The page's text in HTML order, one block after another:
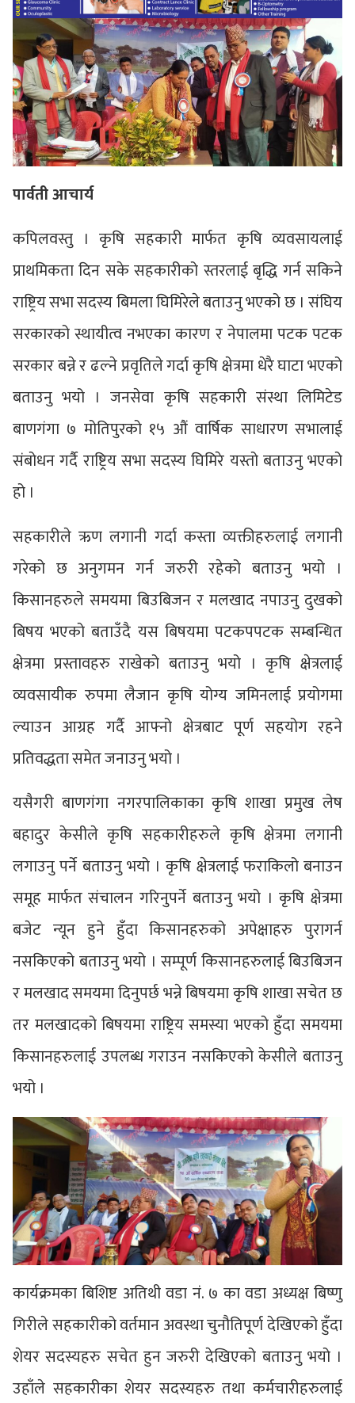
पार्वती आचार्य
कपिलवस्तु । कृषि सहकारी मार्फत कृषि व्यवसायलाई
प्राथमिकता दिन सके सहकारीको स्तरलाई बृद्धि गर्न सकिने
राष्ट्रिय सभा सदस्य बिमला घिमिरेले बताउनु भएको छ । संघिय
सरकारको स्थायीत्व नभएका कारण र नेपालमा पटक पटक
सरकार बन्ने र ढल्ने प्रवृतिले गर्दा कृषि क्षेत्रमा धेरै घाटा भएको
बताउनु भयो । जनसेवा कृषि सहकारी संस्था लिमिटेड
बाणगंगा ७ मोतिपुरको १५ औं वार्षिक साधारण सभालाई
संबोधन गर्दै राष्ट्रिय सभा सदस्य घिमिरे यस्तो बताउनु भएको
हो ।
सहकारीले ऋण लगानी गर्दा कस्ता व्यक्तीहरुलाई लगानी
गरेको छ अनुगमन गर्न जरुरी रहेको बताउनु भयो ।
किसानहरुले समयमा बिउबिजन र मलखाद नपाउनु दुखको
बिषय भएको बताउँदै यस बिषयमा पटकपपटक सम्बन्धित
क्षेत्रमा प्रस्तावहरु राखेको बताउनु भयो । कृषि क्षेत्रलाई
व्यवसायीक रुपमा लैजान कृषि योग्य जमिनलाई प्रयोगमा
ल्याउन आग्रह गर्दै आफ्नो क्षेत्रबाट पूर्ण सहयोग रहने
प्रतिवद्धता समेत जनाउनु भयो ।
यसैगरी बाणगंगा नगरपालिकाका कृषि शाखा प्रमुख लेष
बहादुर केसीले कृषि सहकारीहरुले कृषि क्षेत्रमा लगानी
लगाउनु पर्ने बताउनु भयो । कृषि क्षेत्रलाई फराकिलो बनाउन
समूह मार्फत संचालन गरिनुपर्ने बताउनु भयो । कृषि क्षेत्रमा
बजेट न्यून हुने हुँदा किसानहरुको अपेक्षाहरु पुरागर्न
नसकिएको बताउनु भयो । सम्पूर्ण किसानहरुलाई बिउबिजन
र मलखाद समयमा दिनुपर्छ भन्ने बिषयमा कृषि शाखा सचेत छ
तर मलखादको बिषयमा राष्ट्रिय समस्या भएको हुँदा समयमा
किसानहरुलाई उपलब्ध गराउन नसकिएको केसीले बताउनु
भयो ।
कार्यक्रमका बिशिष्ट अतिथी वडा नं. ७ का वडा अध्यक्ष बिष्णु
गिरीले सहकारीको वर्तमान अवस्था चुनौतिपूर्ण देखिएको हुँदा
शेयर सदस्यहरु सचेत हुन जरुरी देखिएको बताउनु भयो ।
उहाँले सहकारीका शेयर सदस्यहरु तथा कर्मचारीहरुलाई